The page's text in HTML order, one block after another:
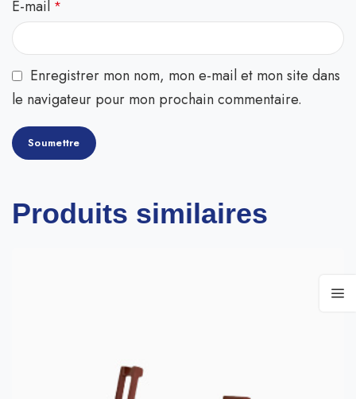
E-mail *
Enregistrer mon nom, mon e-mail et mon site dans
le navigateur pour mon prochain commentaire.
Produits similaires